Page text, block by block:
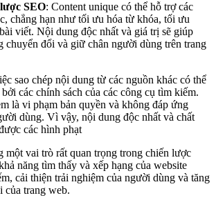
SEO: Content unique có thể hỗ trợ các
chẳng hạn như tối ưu hóa từ khóa, tối ưu
viết. Nội dung độc nhất và giá trị sẽ giúp
chuyển đổi và giữ chân người dùng trên trang
sao chép nội dung từ các nguồn khác có thể
các chính sách của các công cụ tìm kiếm.
là vi phạm bản quyền và không đáp ứng
dùng. Vì vậy, nội dung độc nhất và chất
các hình phạt
một vai trò rất quan trọng trong chiến lược
năng tìm thấy và xếp hạng của website
cải thiện trải nghiệm của người dùng và tăng
của trang web.